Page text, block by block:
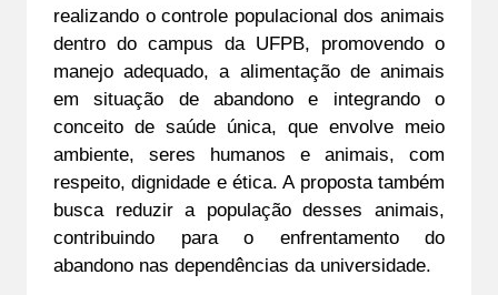
realizando o controle populacional dos animais
dentro do campus da UFPB, promovendo o
manejo adequado, a alimentação de animais
em situação de abandono e integrando o
conceito de saúde única, que envolve meio
ambiente, seres humanos e animais, com
respeito, dignidade e ética. A proposta também
busca reduzir a população desses animais,
contribuindo para o enfrentamento do
abandono nas dependências da universidade.